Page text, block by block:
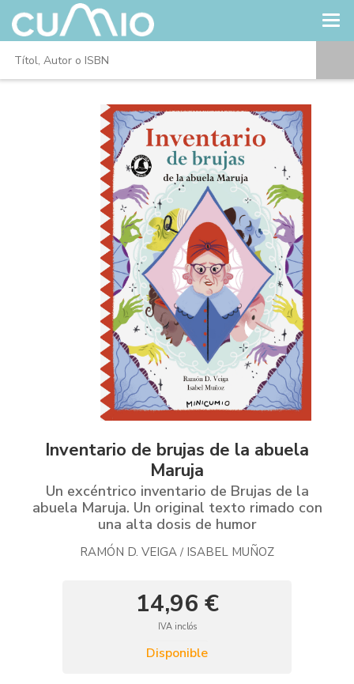
Inventario de brujas de la abuela
Maruja
Un excéntrico inventario de Brujas de la
abuela Maruja. Un original texto rimado con
una alta dosis de humor
RAMÓN D. VEIGA / ISABEL MUÑOZ
14,96 €
IVA inclós
Disponible